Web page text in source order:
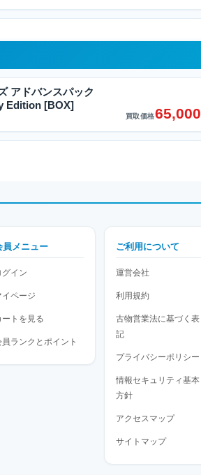
アドバンスパック
Edition [BOX]
買取価格65,000
員メニュー
グイン
イページ
ートを見る
員ランクとポイント
ご利用について
運営会社
利用規約
古物営業法に基づく表
記
プライバシーポリシー
情報セキュリティ基本
方針
アクセスマップ
サイトマップ